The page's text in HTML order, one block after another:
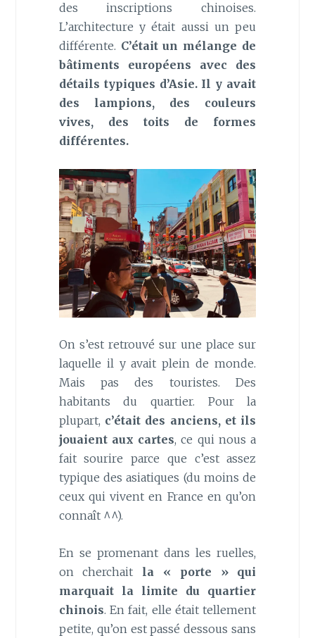
des inscriptions chinoises.
L’architecture y était aussi un peu
différente. C’était un mélange de
bâtiments européens avec des
détails typiques d’Asie. Il y avait
des lampions, des couleurs
vives, des toits de formes
différentes.
On s’est retrouvé sur une place sur
laquelle il y avait plein de monde.
Mais pas des touristes. Des
habitants du quartier. Pour la
plupart, c’était des anciens, et ils
jouaient aux cartes, ce qui nous a
fait sourire parce que c’est assez
typique des asiatiques (du moins de
ceux qui vivent en France en qu’on
connaît ^^).
En se promenant dans les ruelles,
on cherchait la « porte » qui
marquait la limite du quartier
chinois. En fait, elle était tellement
petite, qu’on est passé dessous sans